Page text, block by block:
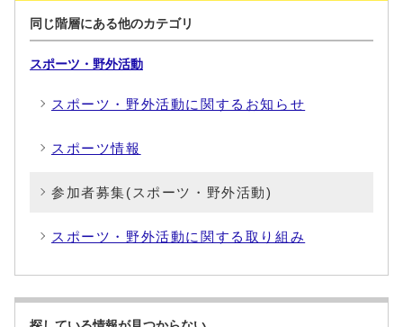
同じ階層にある他のカテゴリ
スポーツ・野外活動
スポーツ・野外活動に関するお知らせ
スポーツ情報
参加者募集(スポーツ・野外活動)
スポーツ・野外活動に関する取り組み